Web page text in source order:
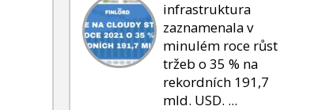
infrastruktura
zaznamenala v
minulém roce růst
tržeb o 35 % na
rekordních 191,7
mld. USD. ...